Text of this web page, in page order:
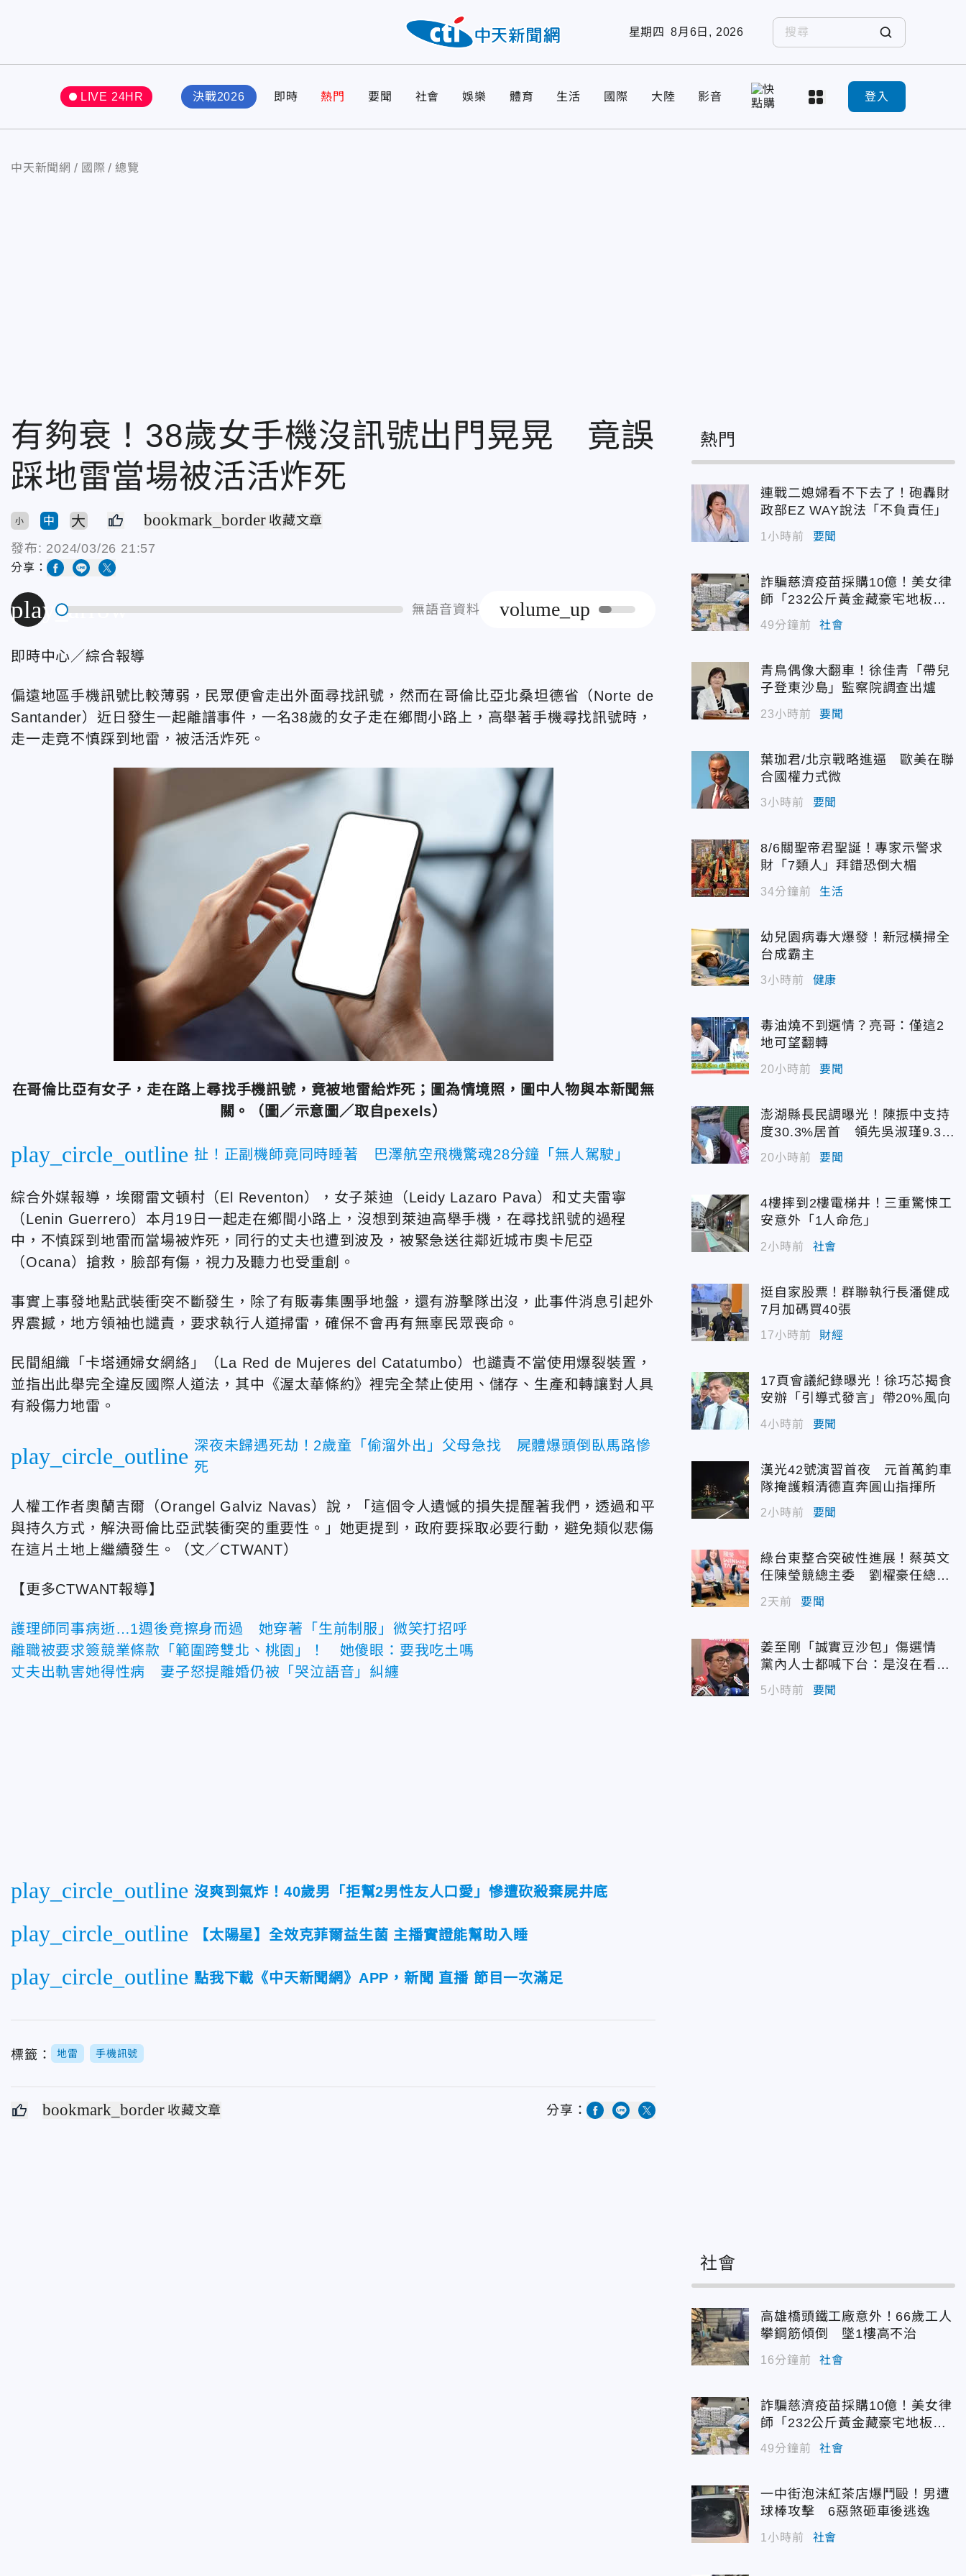
星期四 8月6日, 2026
LIVE 24HR 決戰2026 即時 熱門 要聞 社會 娛樂 體育 生活 國際 大陸 影音 登入
中天新聞網 國際 總覽
有夠衰！38歲女手機沒訊號出門晃晃 竟誤
踩地雷當場被活活炸死
小 中 大 bookmark_border 收藏文章
發布: 2024/03/26 21:57
分享：
play_arrow 無語音資料 volume_up
即時中心／綜合報導
偏遠地區手機訊號比較薄弱，民眾便會走出外面尋找訊號，然而在哥倫比亞北桑坦德省（Norte de
Santander）近日發生一起離譜事件，一名38歲的女子走在鄉間小路上，高舉著手機尋找訊號時，
走一走竟不慎踩到地雷，被活活炸死。
在哥倫比亞有女子，走在路上尋找手機訊號，竟被地雷給炸死；圖為情境照，圖中人物與本新聞無
關。（圖／示意圖／取自pexels）
play_circle_outline 扯！正副機師竟同時睡著 巴澤航空飛機驚魂28分鐘「無人駕駛」
綜合外媒報導，埃爾雷文頓村（El Reventon），女子萊迪（Leidy Lazaro Pava）和丈夫雷寧
（Lenin Guerrero）本月19日一起走在鄉間小路上，沒想到萊迪高舉手機，在尋找訊號的過程
中，不慎踩到地雷而當場被炸死，同行的丈夫也遭到波及，被緊急送往鄰近城市奧卡尼亞
（Ocana）搶救，臉部有傷，視力及聽力也受重創。
事實上事發地點武裝衝突不斷發生，除了有販毒集團爭地盤，還有游擊隊出沒，此事件消息引起外
界震撼，地方領袖也譴責，要求執行人道掃雷，確保不會再有無辜民眾喪命。
民間組織「卡塔通婦女網絡」（La Red de Mujeres del Catatumbo）也譴責不當使用爆裂裝置，
並指出此舉完全違反國際人道法，其中《渥太華條約》裡完全禁止使用、儲存、生產和轉讓對人具
有殺傷力地雷。
play_circle_outline 深夜未歸遇死劫！2歲童「偷溜外出」父母急找 屍體爆頭倒臥馬路慘
死
人權工作者奧蘭吉爾（Orangel Galviz Navas）說，「這個令人遺憾的損失提醒著我們，透過和平
與持久方式，解決哥倫比亞武裝衝突的重要性。」她更提到，政府要採取必要行動，避免類似悲傷
在這片土地上繼續發生。（文／CTWANT）
【更多CTWANT報導】
護理師同事病逝…1週後竟擦身而過 她穿著「生前制服」微笑打招呼
離職被要求簽競業條款「範圍跨雙北、桃園」！ 她傻眼：要我吃土嗎
丈夫出軌害她得性病 妻子怒提離婚仍被「哭泣語音」糾纏
play_circle_outline 沒爽到氣炸！40歲男「拒幫2男性友人口愛」慘遭砍殺棄屍井底
play_circle_outline 【太陽星】全效克菲爾益生菌 主播實證能幫助入睡
play_circle_outline 點我下載《中天新聞網》APP，新聞 直播 節目一次滿足
標籤： 地雷 手機訊號
bookmark_border 收藏文章 分享：
熱門
連戰二媳婦看不下去了！砲轟財
政部EZ WAY說法「不負責任」
1小時前 要聞
詐騙慈濟疫苗採購10億！美女律
師「232公斤黃金藏豪宅地板
下」
49分鐘前 社會
青鳥偶像大翻車！徐佳青「帶兒
子登東沙島」監察院調查出爐
23小時前 要聞
葉珈君/北京戰略進逼 歐美在聯
合國權力式微
3小時前 要聞
8/6關聖帝君聖誕！專家示警求
財「7類人」拜錯恐倒大楣
34分鐘前 生活
幼兒園病毒大爆發！新冠橫掃全
台成霸主
3小時前 健康
毒油燒不到選情？亮哥：僅這2
地可望翻轉
20小時前 要聞
澎湖縣長民調曝光！陳振中支持
度30.3%居首 領先吳淑瑾9.3個
百分點
20小時前 要聞
4樓摔到2樓電梯井！三重驚悚工
安意外「1人命危」
2小時前 社會
挺自家股票！群聯執行長潘健成
7月加碼買40張
17小時前 財經
17頁會議紀錄曝光！徐巧芯揭食
安辦「引導式發言」帶20%風向
4小時前 要聞
漢光42號演習首夜 元首萬鈞車
隊掩護賴清德直奔圓山指揮所
2小時前 要聞
綠台東整合突破性進展！蔡英文
任陳瑩競總主委 劉櫂豪任總幹
2天前 要聞
姜至剛「誠實豆沙包」傷選情
黨內人士都喊下台：是沒在看輿
情嗎？
5小時前 要聞
社會
高雄橋頭鐵工廠意外！66歲工人
攀鋼筋傾倒 墜1樓高不治
16分鐘前 社會
詐騙慈濟疫苗採購10億！美女律
師「232公斤黃金藏豪宅地板
下」
49分鐘前 社會
一中街泡沫紅茶店爆鬥毆！男遭
球棒攻擊 6惡煞砸車後逃逸
1小時前 社會